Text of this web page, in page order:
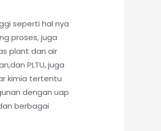
seperti hal nya
proses, juga
plant dan air
PLTU, juga
kimia tertentu
dengan uap
berbagai